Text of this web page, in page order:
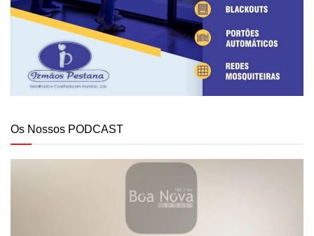
Os Nossos PODCAST